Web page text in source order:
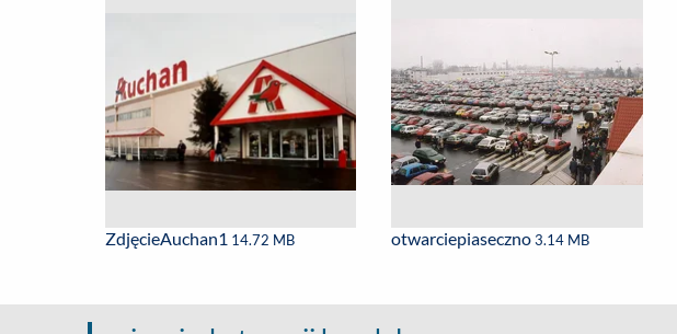
ZdjęcieAuchan1 14.72 MB otwarciepiaseczno3.14 MB